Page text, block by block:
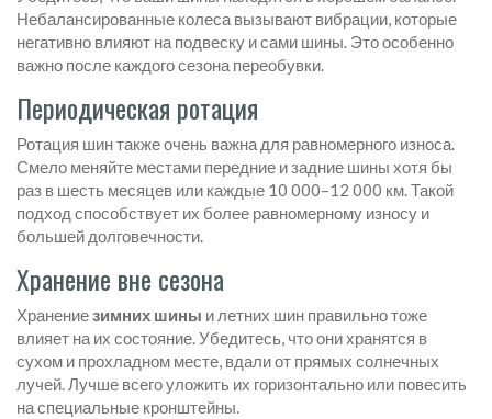
Небалансированные колеса вызывают вибрации, которые
негативно влияют на подвеску и сами шины. Это особенно
важно после каждого сезона переобувки.
Периодическая ротация
Ротация шин также очень важна для равномерного износа.
Смело меняйте местами передние и задние шины хотя бы
раз в шесть месяцев или каждые 10 000–12 000 км. Такой
подход способствует их более равномерному износу и
большей долговечности.
Хранение вне сезона
Хранениезимних шины и летних шин правильно тоже
влияет на их состояние. Убедитесь, что они хранятся в
сухом и прохладном месте, вдали от прямых солнечных
лучей. Лучше всего уложить их горизонтально или повесить
на специальные кронштейны.